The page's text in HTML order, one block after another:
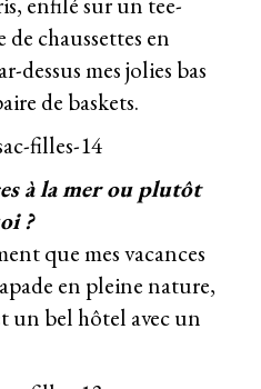
chaussettes en
dessus mes jolies bas
de baskets.
à la mer ou plutôt
?
que mes vacances
en pleine nature,
un bel hôtel avec un